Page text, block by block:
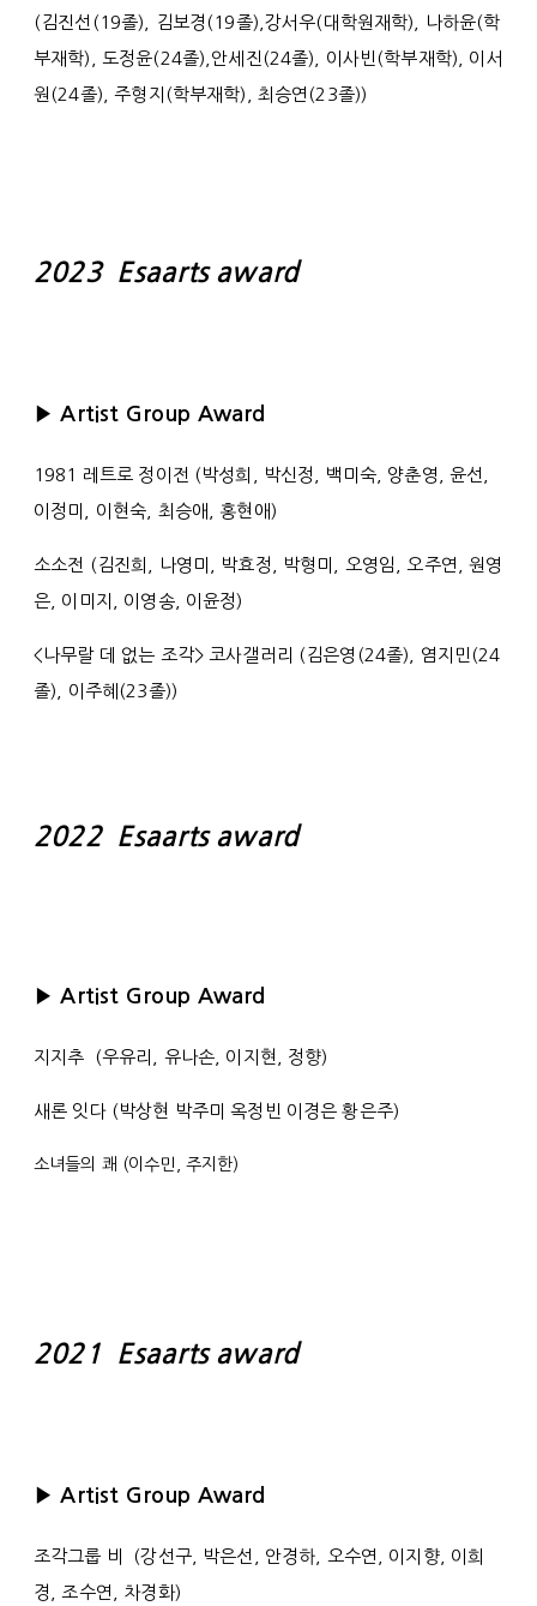
(김진선(19졸), 김보경(19졸),강서우(대학원재학), 나하윤(학
부재학), 도정윤(24졸),안세진(24졸), 이사빈(학부재학), 이서
원(24졸), 주형지(학부재학), 최승연(23졸))
2023 Esaarts award
▶ Artist Group Award
1981 레트로 정이전 (박성희, 박신정, 백미숙, 양춘영, 윤선,
이정미, 이현숙, 최승애, 홍현애)
소소전 (김진희, 나영미, 박효정, 박형미, 오영임, 오주연, 원영
은, 이미지, 이영송, 이윤정)
<나무랄 데 없는 조각> 코사갤러리 (김은영(24졸), 염지민(24
졸), 이주혜(23졸))
2022 Esaarts award
▶Artist Group Award
지지추 (우유리, 유나손, 이지현, 정향)
새론 잇다 (박상현 박주미 옥정빈 이경은 황은주)
소녀들의 쾌 (이수민, 주지한)
2021 Esaarts award
▶ Artist Group Award
조각그룹 비 (강선구, 박은선, 안경하, 오수연, 이지향, 이희
경, 조수연, 차경화)